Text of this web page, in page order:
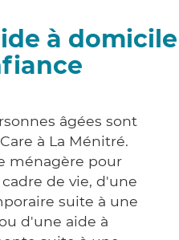
à domicile
âgées sont
à La Ménitré.
ménagère pour
de vie, d'une
suite à une
d'une aide à